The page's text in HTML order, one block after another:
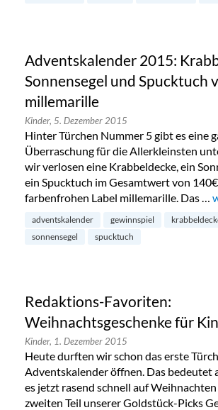
Adventskalender 2015:
Sonnensegel und Spucktuch
millemarille
Kinder, 5. Dezember 2015
Hinter Türchen Nummer 5 gibt es eine
Überraschung für die Allerkleinsten
wir verlosen eine Krabbeldecke, ein
ein Spucktuch im Gesamtwert von
farbenfrohen Label millemarille. Das …
adventskalender gewinnspiel
sonnensegel
spucktuch
Redaktions-Favoriten:
Weihnachtsgeschenke für
Kinder, 1. Dezember 2015
Heute durften wir schon das erste
Adventskalender öffnen. Das bedeutet
es jetzt rasend schnell auf
zweiten Teil unserer Goldstück-Picks